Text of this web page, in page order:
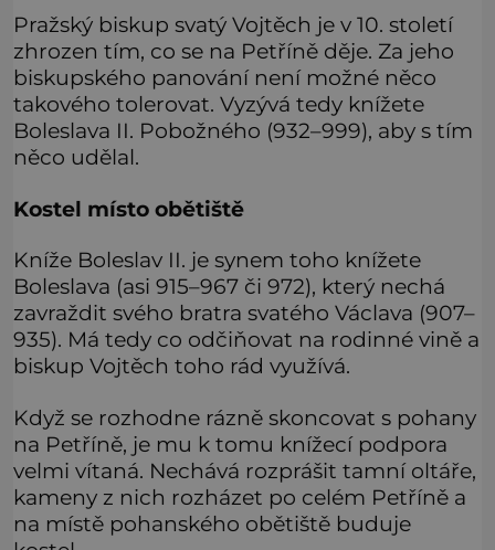
Pražský biskup svatý Vojtěch je v 10. století
zhrozen tím, co se na Petříně děje. Za jeho
biskupského panování není možné něco
takového tolerovat. Vyzývá tedy knížete
Boleslava II. Pobožného (932–999), aby s tím
něco udělal.
Kostel místo obětiště
Kníže Boleslav II. je synem toho knížete
Boleslava (asi 915–967 či 972), který nechá
zavraždit svého bratra svatého Václava (907–
935). Má tedy co odčiňovat na rodinné vině a
biskup Vojtěch toho rád využívá.
Když se rozhodne rázně skoncovat s pohany
na Petříně, je mu k tomu knížecí podpora
velmi vítaná. Nechává rozprášit tamní oltáře,
kameny z nich rozházet po celém Petříně a
na místě pohanského obětiště buduje